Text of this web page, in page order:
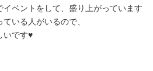
ベントをして、盛り上がっています
いる人がいるので、
いです♥️